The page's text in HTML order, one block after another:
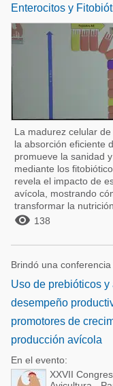
Enterocitos y
La madurez celular
la absorción eficiente
promueve la sanidad
mediante los
revela el impacto de
avícola, mostrando
transformar la
 138
Brindó una
Uso de prebióticos
desempeño
promotores de
producción avícola
En el evento:
XXVII